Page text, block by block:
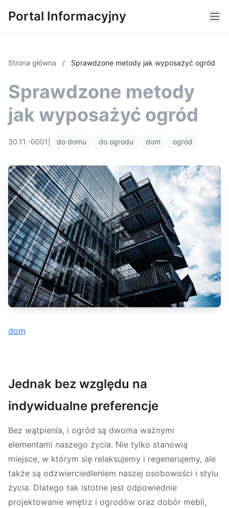
Portal Informacyjny
Strona główna / Sprawdzone metody jak wyposażyć ogród
Sprawdzone metody
jak wyposażyć ogród
30.11.-0001 do domu do ogrodu dom ogród
dom
Jednak bez względu na
indywidualne preferencje
Bez wątpienia, i ogród są dwoma ważnymi
elementami naszego życia. Nie tylko stanowią
miejsce, w którym się relaksujemy i regenerujemy, ale
także są odzwierciedleniem naszej osobowości i stylu
życia. Dlatego tak istotne jest odpowiednie
projektowanie wnętrz i ogrodów oraz dobór mebli,